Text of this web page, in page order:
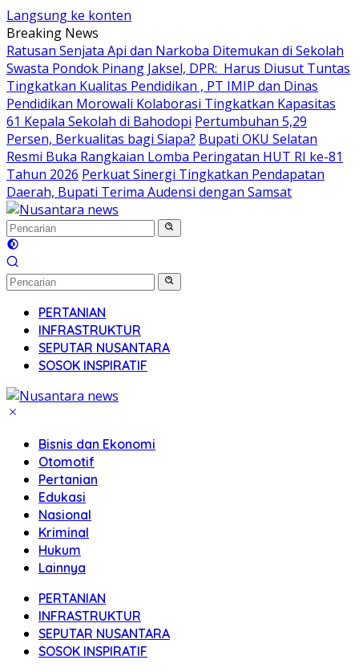
Langsung ke konten
Breaking News
Ratusan Senjata Api dan Narkoba Ditemukan di Sekolah
Swasta Pondok Pinang Jaksel, DPR: Harus Diusut Tuntas
Tingkatkan Kualitas Pendidikan , PT IMIP dan Dinas
Pendidikan Morowali Kolaborasi Tingkatkan Kapasitas
61 Kepala Sekolah di Bahodopi Pertumbuhan 5,29
Persen, Berkualitas bagi Siapa? Bupati OKU Selatan
Resmi Buka Rangkaian Lomba Peringatan HUT RI ke-81
Tahun 2026 Perkuat Sinergi Tingkatkan Pendapatan
Daerah, Bupati Terima Audensi dengan Samsat
PERTANIAN
INFRASTRUKTUR
SEPUTAR NUSANTARA
SOSOK INSPIRATIF
Bisnis dan Ekonomi
Otomotif
Pertanian
Edukasi
Nasional
Kriminal
Hukum
Lainnya
PERTANIAN
INFRASTRUKTUR
SEPUTAR NUSANTARA
SOSOK INSPIRATIF